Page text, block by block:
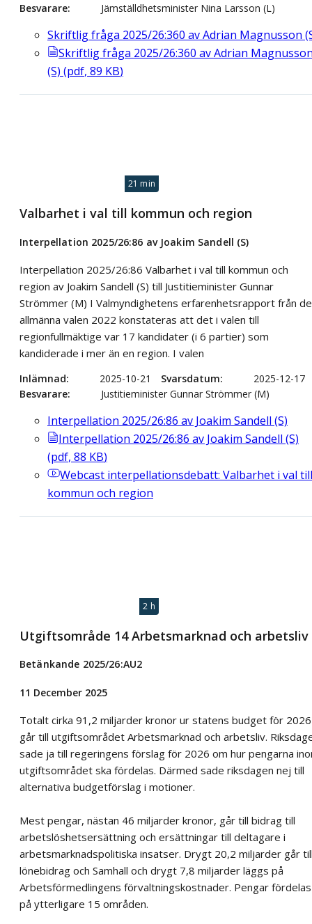
Besvarare
Jämställdhetsminister Nina Larsson (L)
Skriftlig fråga 2025/26:360 av Adrian Magnusson
Skriftlig fråga 2025/26:360 av Adrian
(S) (pdf, 89 KB)
21 min
Valbarhet i val till kommun och region
Interpellation 2025/26:86 av Joakim Sandell (S)
Interpellation 2025/26:86 Valbarhet i val till kommun och
region av Joakim Sandell (S) till Justitieminister Gunnar
Strömmer (M) I Valmyndighetens erfarenhetsrapport från de
allmänna valen 2022 konstateras att det i valen till
regionfullmäktige var 17 kandidater (i 6 partier) som
kandiderade i mer än en region. I valen
Inlämnad 2025-10-21 Svarsdatum
2025-12-17
Besvarare
Justitieminister Gunnar Strömmer (M)
Interpellation 2025/26:86 av Joakim Sandell (S)
Interpellation 2025/26:86 av Joakim Sandell (S)
(pdf, 88 KB)
Webcast interpellationsdebatt: Valbarhet i val till
kommun och region
2 h
Utgiftsområde 14 Arbetsmarknad och arbetsliv
Betänkande 2025/26:AU2
11 December 2025
Totalt cirka 91,2 miljarder kronor ur statens budget för 2026
går till utgiftsområdet Arbetsmarknad och arbetsliv.
sade ja till regeringens förslag för 2026 om hur pengarna
utgiftsområdet ska fördelas. Därmed sade riksdagen nej till
alternativa budgetförslag i motioner.
Mest pengar, nästan 46 miljarder kronor, går till bidrag till
arbetslöshetsersättning och ersättningar till deltagare i
arbetsmarknadspolitiska insatser. Drygt 20,2 miljarder går
lönebidrag och Samhall och drygt 7,8 miljarder läggs på
Arbetsförmedlingens förvaltningskostnader. Pengar fördelas
på ytterligare 15 områden.